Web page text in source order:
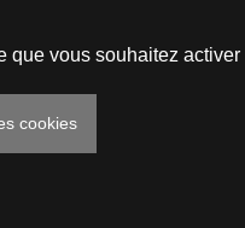
que vous souhaitez activer
cookies